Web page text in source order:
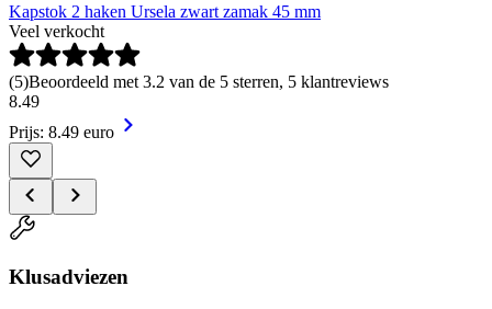
Kapstok 2 haken Ursela zwart zamak 45 mm
Veel verkocht
(5)Beoordeeld met 3.2 van de 5 sterren, 5 klantreviews
8.49
Prijs: 8.49 euro
Klusadviezen